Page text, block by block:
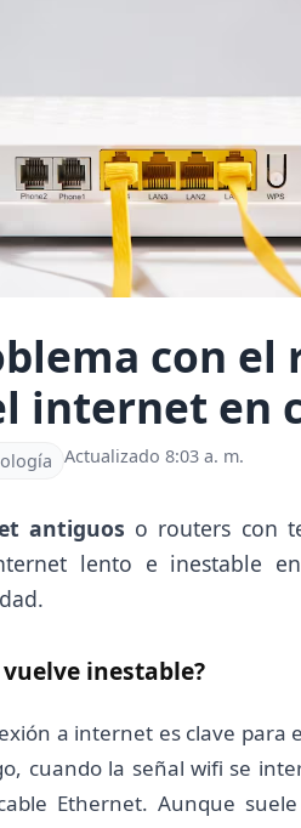
con
internet en
Actualizado 8:03 a. m.
antiguos o routers con
lento e inestable
inestable?
a internet es clave
cuando la señal wifi se
Ethernet. Aunque